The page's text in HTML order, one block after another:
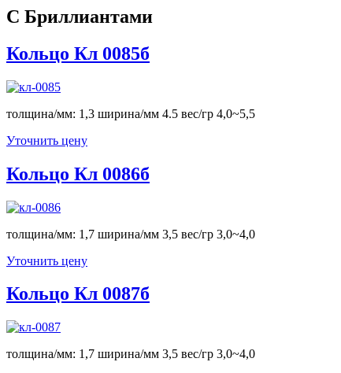
С Бриллиантами
Кольцо Кл 0085б
толщина/мм: 1,3 ширина/мм 4.5 вес/гр 4,0~5,5
Уточнить цену
Кольцо Кл 0086б
толщина/мм: 1,7 ширина/мм 3,5 вес/гр 3,0~4,0
Уточнить цену
Кольцо Кл 0087б
толщина/мм: 1,7 ширина/мм 3,5 вес/гр 3,0~4,0